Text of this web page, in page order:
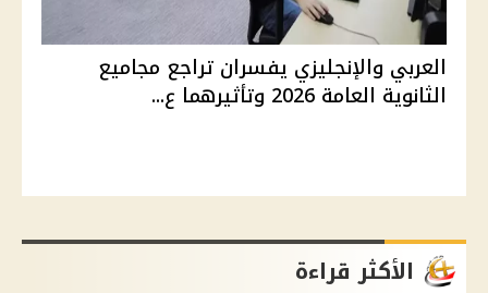
العربي والإنجليزي يفسران تراجع مجاميع
الثانوية العامة 2026 وتأثيرهما ع...
الأكثر قراءة